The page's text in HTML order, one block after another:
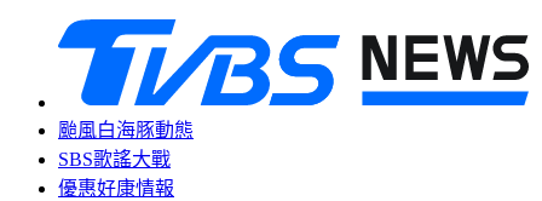
颱風白海豚動態
SBS歌謠大戰
優惠好康情報